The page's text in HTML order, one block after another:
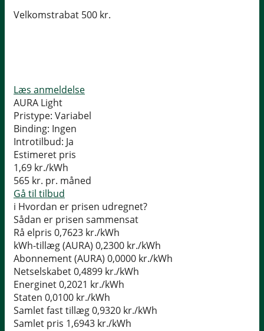
Velkomstrabat 500 kr.
Læs anmeldelse
AURA Light
Pristype: Variabel
Binding: Ingen
Introtilbud: Ja
Estimeret pris
1,69 kr./kWh
565 kr. pr. måned
Gå til tilbud
i Hvordan er prisen udregnet?
Sådan er prisen sammensat
Rå elpris 0,7623 kr./kWh
kWh-tillæg (AURA) 0,2300 kr./kWh
Abonnement (AURA) 0,0000 kr./kWh
Netselskabet0,4899 kr./kWh
Energinet0,2021 kr./kWh
Staten 0,0100 kr./kWh
Samlet fast tillæg0,9320 kr./kWh
Samlet pris 1,6943 kr./kWh